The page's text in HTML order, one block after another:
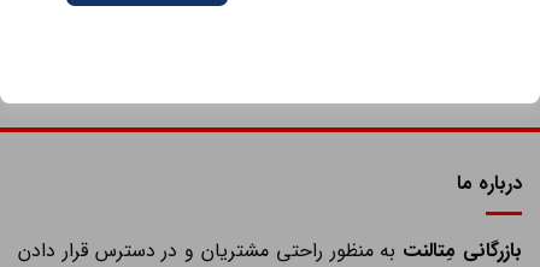
درباره ما
بازرگانی مِتالنتبه منظور راحتی مشتریان و در دسترس قرار دادن